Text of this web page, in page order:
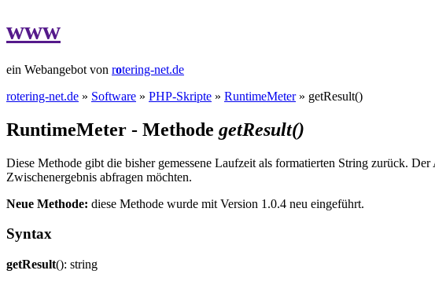
www
ein Webangebot von rotering-net.de
rotering-net.de » Software » PHP-Skripte » RuntimeMeter» getResult()
RuntimeMeter - Methode getResult()
Diese Methode gibt die bisher gemessene Laufzeit als formatierten String zurück.
Zwischenergebnis abfragen möchten.
Neue Methode: diese Methode wurde mit Version 1.0.4 neu eingeführt.
Syntax
getResult(): string